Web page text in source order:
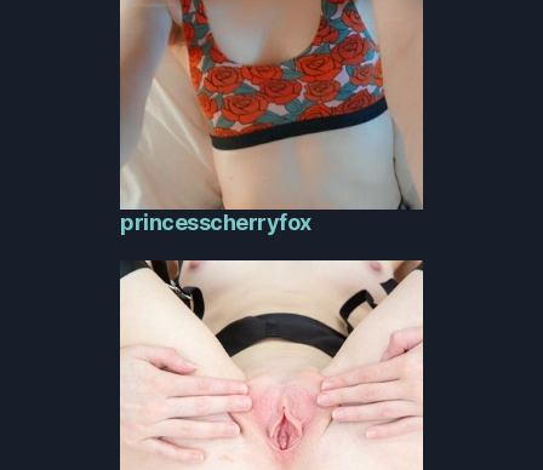
princesscherryfox